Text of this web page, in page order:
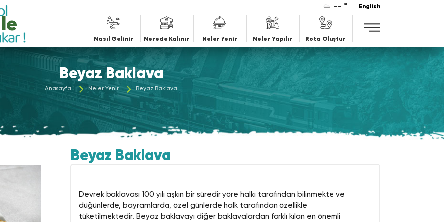
-- ° English
Nasıl Gelinir Nerede Kalınır Neler Yenir Neler Yapılır Rota Oluştur
Beyaz Baklava
Anasayfa Neler Yenir Beyaz Baklava
Beyaz Baklava
Devrek baklavası 100 yılı aşkın bir süredir yöre halkı tarafından bilinmekte ve
düğünlerde, bayramlarda, özel günlerde halk tarafından özellikle
tüketilmektedir. Beyaz baklavayı diğer baklavalardan farklı kılan en önemli